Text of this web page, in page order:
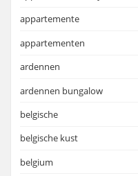
appartemente
appartementen
ardennen
ardennen bungalow
belgische
belgische kust
belgium